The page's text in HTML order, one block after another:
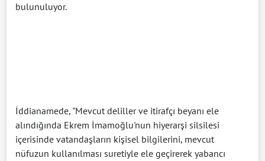
bulunuluyor.
İddianamede, "Mevcut deliller ve itirafçı beyanı ele
alındığında Ekrem İmamoğlu'nun hiyerarşi silsilesi
içerisinde vatandaşların kişisel bilgilerini, mevcut
nüfuzun kullanılması suretiyle ele geçirerek yabancı